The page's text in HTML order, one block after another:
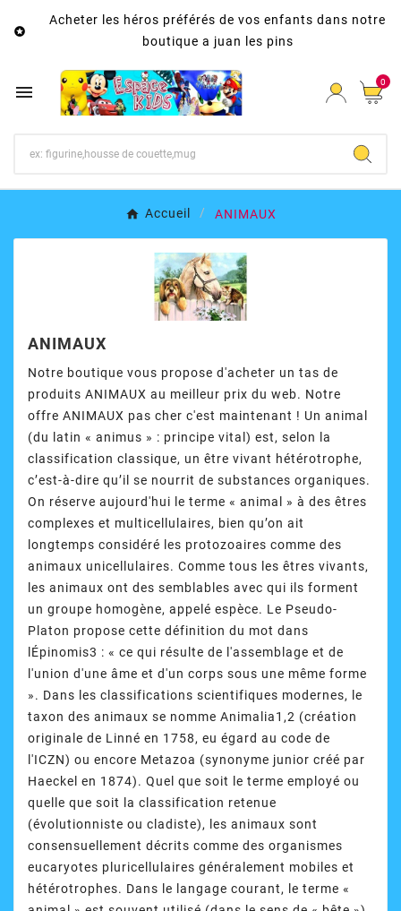

Acheter les héros préférés de vos enfants dans notre
boutique a juan les pins
 0
Accueil ANIMAUX
ANIMAUX
Notre boutique vous propose d'acheter un tas de
produits ANIMAUX au meilleur prix du web. Notre
offre ANIMAUX pas cher c'est maintenant ! Un animal
(du latin « animus » : principe vital) est, selon la
classification classique, un être vivant hétérotrophe,
c’est-à-dire qu’il se nourrit de substances organiques.
On réserve aujourd'hui le terme « animal » à des êtres
complexes et multicellulaires, bien qu’on ait
longtemps considéré les protozoaires comme des
animaux unicellulaires. Comme tous les êtres vivants,
les animaux ont des semblables avec qui ils forment
un groupe homogène, appelé espèce. Le Pseudo-
Platon propose cette définition du mot dans
lÉpinomis3 : « ce qui résulte de l'assemblage et de
l'union d'une âme et d'un corps sous une même forme
». Dans les classifications scientifiques modernes, le
taxon des animaux se nomme Animalia1,2 (création
originale de Linné en 1758, eu égard au code de
l'ICZN) ou encore Metazoa (synonyme junior créé par
Haeckel en 1874). Quel que soit le terme employé ou
quelle que soit la classification retenue
(évolutionniste ou cladiste), les animaux sont
consensuellement décrits comme des organismes
eucaryotes pluricellulaires généralement mobiles et
hétérotrophes. Dans le langage courant, le terme «